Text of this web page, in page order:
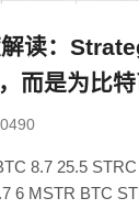
读：
而是为比
8.7 25.5
6 MSTR BTC